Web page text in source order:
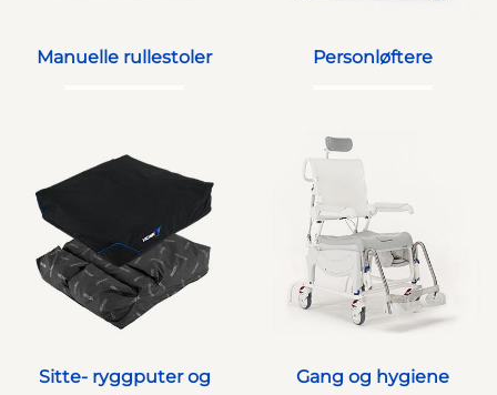
Manuelle rullestoler Personløftere
Sitte- ryggputer og
Gang og hygiene